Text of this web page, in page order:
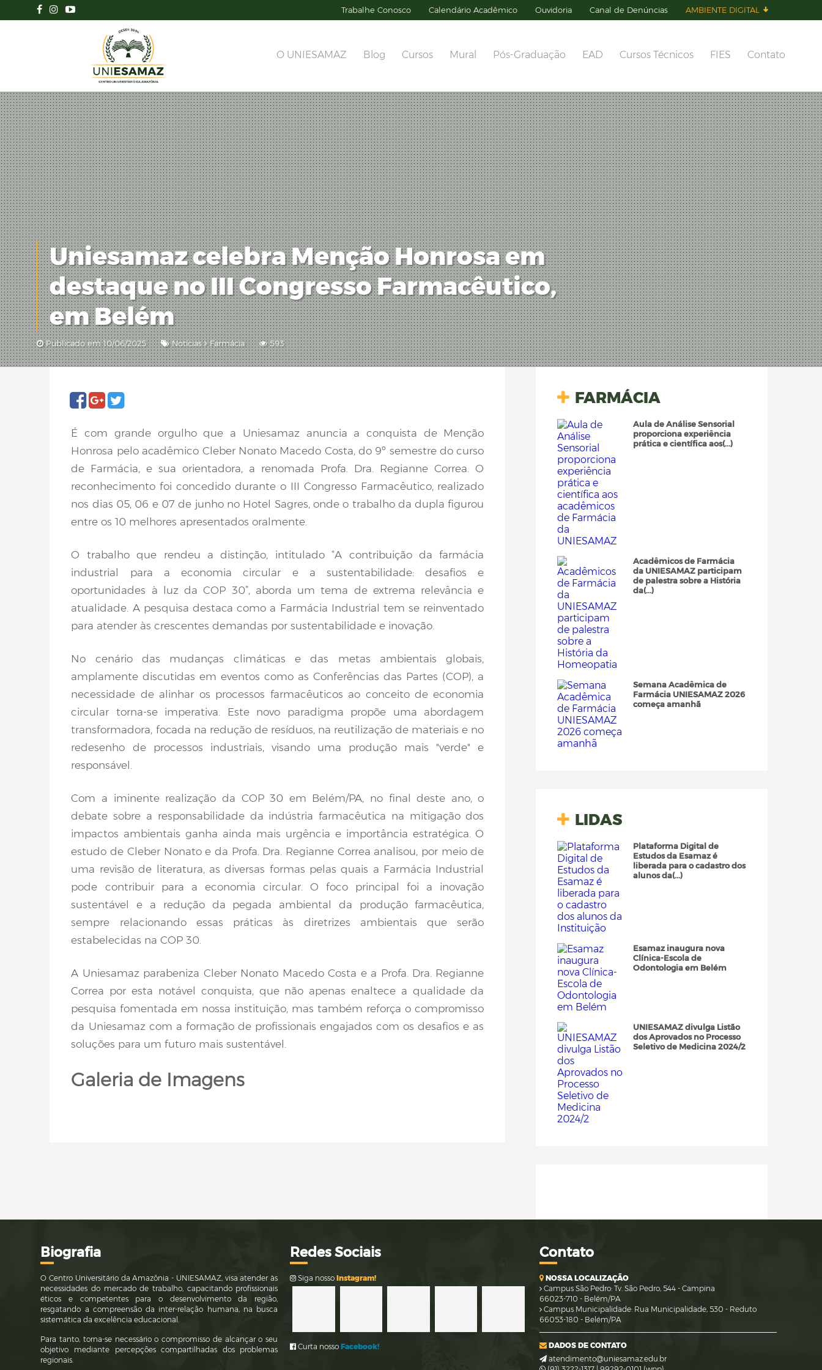
Trabalhe Conosco Calendário Acadêmico Ouvidoria Canal de Denúncias AMBIENTE DIGITAL
O UNIESAMAZ Blog Cursos Mural Pós-Graduação EAD Cursos Técnicos FIES Contato
Uniesamaz celebra Menção Honrosa em
destaque no III Congresso Farmacêutico,
em Belém
Publicado em 10/06/2025 Notícias Farmácia 593
É com grande orgulho que a Uniesamaz anuncia a conquista de Menção
Honrosa pelo acadêmico Cleber Nonato Macedo Costa, do 9º semestre do curso
de Farmácia, e sua orientadora, a renomada Profa. Dra. Regianne Correa. O
reconhecimento foi concedido durante o III Congresso Farmacêutico, realizado
nos dias 05, 06 e 07 de junho no Hotel Sagres, onde o trabalho da dupla figurou
entre os 10 melhores apresentados oralmente.
O trabalho que rendeu a distinção, intitulado “A contribuição da farmácia
industrial para a economia circular e a sustentabilidade: desafios e
oportunidades à luz da COP 30”, aborda um tema de extrema relevância e
atualidade. A pesquisa destaca como a Farmácia Industrial tem se reinventado
para atender às crescentes demandas por sustentabilidade e inovação.
No cenário das mudanças climáticas e das metas ambientais globais,
amplamente discutidas em eventos como as Conferências das Partes (COP), a
necessidade de alinhar os processos farmacêuticos ao conceito de economia
circular torna-se imperativa. Este novo paradigma propõe uma abordagem
transformadora, focada na redução de resíduos, na reutilização de materiais e no
redesenho de processos industriais, visando uma produção mais "verde" e
responsável.
Com a iminente realização da COP 30 em Belém/PA, no final deste ano, o
debate sobre a responsabilidade da indústria farmacêutica na mitigação dos
impactos ambientais ganha ainda mais urgência e importância estratégica. O
estudo de Cleber Nonato e da Profa. Dra. Regianne Correa analisou, por meio de
uma revisão de literatura, as diversas formas pelas quais a Farmácia Industrial
pode contribuir para a economia circular. O foco principal foi a inovação
sustentável e a redução da pegada ambiental da produção farmacêutica,
sempre relacionando essas práticas às diretrizes ambientais que serão
estabelecidas na COP 30.
A Uniesamaz parabeniza Cleber Nonato Macedo Costa e a Profa. Dra. Regianne
Correa por esta notável conquista, que não apenas enaltece a qualidade da
pesquisa fomentada em nossa instituição, mas também reforça o compromisso
da Uniesamaz com a formação de profissionais engajados com os desafios e as
soluções para um futuro mais sustentável.
Galeria de Imagens
FARMÁCIA
Aula de Análise Sensorial
proporciona experiência
prática e científica aos(...)
Acadêmicos de Farmácia
da UNIESAMAZ participam
de palestra sobre a História
da(...)
Semana Acadêmica de
Farmácia UNIESAMAZ 2026
começa amanhã
LIDAS
Plataforma Digital de
Estudos da Esamaz é
liberada para o cadastro dos
alunos da(...)
Esamaz inaugura nova
Clínica-Escola de
Odontologia em Belém
UNIESAMAZ divulga Listão
dos Aprovados no Processo
Seletivo de Medicina 2024/2
Biografia
O Centro Universitário da Amazônia - UNIESAMAZ, visa atender às
necessidades do mercado de trabalho, capacitando profissionais
éticos e competentes para o desenvolvimento da região,
resgatando a compreensão da inter-relação humana, na busca
sistemática da excelência educacional.
Para tanto, torna-se necessário o compromisso de alcançar o seu
objetivo mediante percepções compartilhadas dos problemas
regionais.
Redes Sociais
Siga nossoInstagram!
Curta nossoFacebook!
Contato
NOSSA LOCALIZAÇÃO
Campus São Pedro: Tv. São Pedro, 544 - Campina
66023-710 - Belém/PA
Campus Municipalidade: Rua Municipalidade, 530 - Reduto
66053-180 - Belém/PA
DADOS DE CONTATO
atendimento@uniesamaz.edu.br